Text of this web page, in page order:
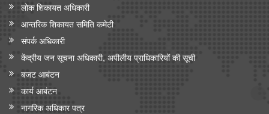
लोक शिकायत अधिकारी
आन्‍तरिक शिकायत समिति कमेटी
संपर्क अधिकारी
केंद्रीय जन सूचना अधिकारी, अपीलीय प्राधिकारियों की सूची
बजट आबंटन
कार्य आबंटन
नागरिक अधिकार पत्र